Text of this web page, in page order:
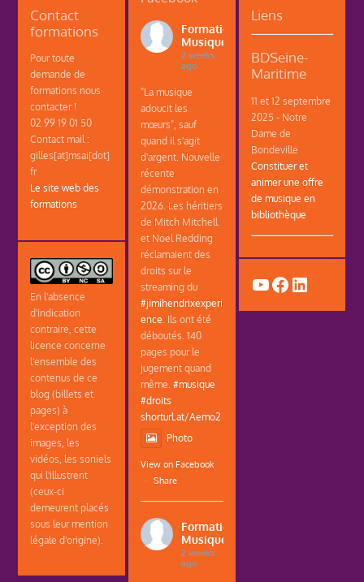
Contact
formations
Pour toute
demande de
formations nous
contacter !
02 99 19 01 50
Contact mail :
gilles[at]msai[dot]
fr
Le site web des
formations
En l'absence
d'indication
contraire, cette
licence concerne
l'ensemble des
contenus de ce
blog (billets et
pages) à
l'exception des
images, les
vidéos, les soniels
qui l'illustrent
(ceux-ci
demeurent placés
sous leur mention
légale d'origine).
Formations
Musique
2 weeks
ago
"La musique
adoucit les
mœurs", sauf
quand il s'agit
d'argent. Nouvelle
récente
démonstration en
2026. Les héritiers
de Mitch Mitchell
et Noel Redding
réclamaient des
droits sur le
streaming du
#jimihendrixexperi
ence. Ils ont été
déboutés. 140
pages pour le
jugement quand
même.#musique
#droits
shorturl.at/Aemo2
Photo
View on Facebook
·
Share
Formations
Musique
2 weeks
ago
Liens
BDSeine-
Maritime
11 et 12 septembre
2025 - Notre
Dame de
Bondeville
Constituer et
animer une offre
de musique en
bibliothèque
YouTube
Facebook
LinkedIn